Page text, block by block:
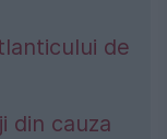
de
din cauza